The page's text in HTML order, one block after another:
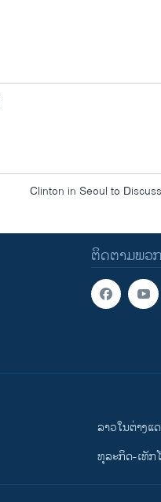
Clinton in Seoul to
ຕິດຕາມພວ
ລາວໃນຕ່າງແ
ທຸລະກິດ-ເທັກ